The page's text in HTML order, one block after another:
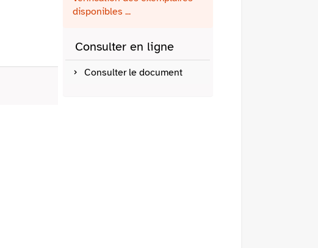
disponibles ...
Consulter en ligne
Consulter le document